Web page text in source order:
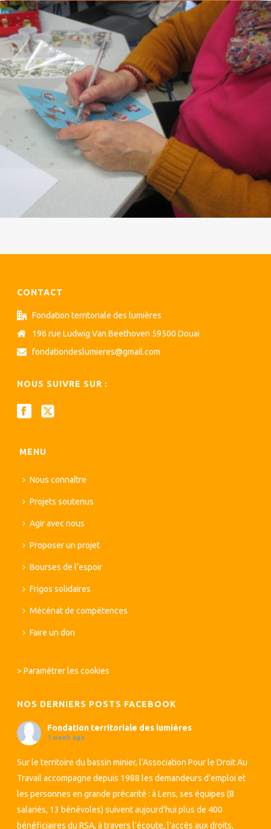
CONTACT
Fondation territoriale des lumières
196 rue Ludwig Van Beethoven 59500 Douai
fondationdeslumieres@gmail.com
NOUS SUIVRE SUR :
MENU
Nous connaître
Projets soutenus
Agir avec nous
Proposer un projet
Bourses de l’espoir
Frigos solidaires
Mécénat de compétences
Faire un don
>Paramétrer les cookies
NOS DERNIERS POSTS FACEBOOK
Fondation territoriale des lumières
1 week ago
Sur le territoire du bassin minier, l'Association Pour le Droit Au
Travail accompagne depuis 1988 les demandeurs d'emploi et
les personnes en grande précarité : à Lens, ses équipes (8
salariés, 13 bénévoles) suivent aujourd'hui plus de 400
bénéficiaires du RSA, à travers l'écoute, l'accès aux droits,